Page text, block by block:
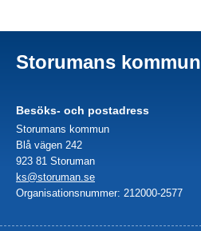
Storumans kommun
Besöks- och postadress
Storumans kommun
Blå vägen 242
923 81 Storuman
ks@storuman.se
Organisationsnummer: 212000-2577